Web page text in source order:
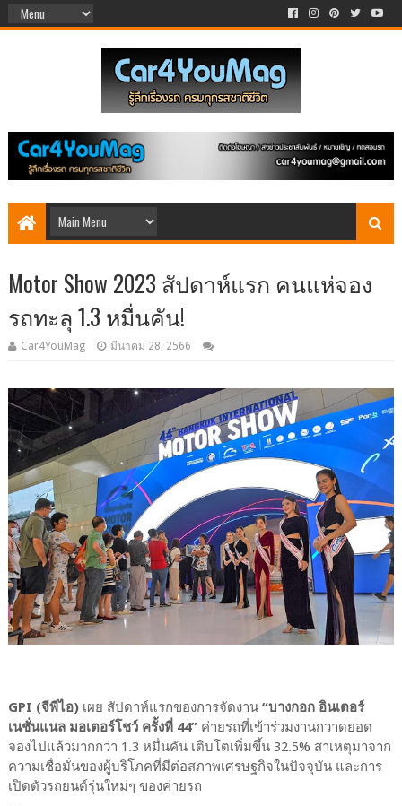
Motor Show 2023 สัปดาห์แรก คนแห่จอง
รถทะลุ 1.3 หมื่นคัน!
Car4YouMag มีนาคม 28, 2566
GPI (จีพีไอ)เผย สัปดาห์แรกของการจัดงาน “บางกอก อินเตอร์
เนชั่นแนล มอเตอร์โชว์ ครั้งที่ 44”ค่ายรถที่เข้าร่วมงานกวาดยอด
จองไปแล้วมากกว่า 1.3 หมื่นคัน เติบโตเพิ่มขึ้น 32.5% สาเหตุมาจาก
ความเชื่อมั่นของผู้บริโภคที่มีต่อสภาพเศรษฐกิจในปัจจุบัน และการ
เปิดตัวรถยนต์รุ่นใหม่ๆ ของค่ายรถ